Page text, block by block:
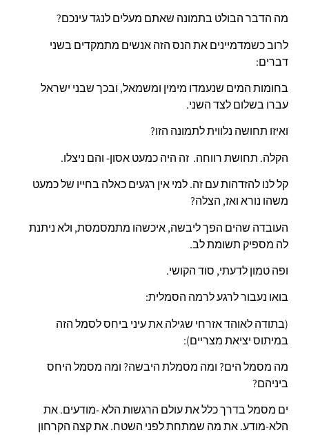
מה הדבר הבולט בתמונה שאתם מעלים לנגד עינכם?
לרוב כשמדמיינים את הנס הזה אנשים מתמקדים בשני
דברים:
בחומות המים שנעמדו מימין ומשמאל, ובכך שבני ישראל
עברו בשלום לצד השני.
ואיזו תחושה נלווית לתמונה הזו?
הקלה. תחושת רווחה. זה היה כמעט אסון- והם ניצלו.
קל לנו להזדהות עם זה. למי אין רגעים כאלה בחייו של כמעט
משהו נורא ואז, הצלה?
העובדה שהים הפך ליבשה, איכשהו מתמסמסת, ולא ניתנת
לה מספיק תשומת לב.
ופה טמון לדעתי, סוד הקושי.
בואו נעבור לרגע לרמה הסמלית:
(בתודה לאוהד אזרחי שגילה את עיני ביחס לסמל הזה
במיתוס יציאת מצריים):
מה מסמל הים? ומה מסמלת היבשה? ומה מסמל היחס
ביניהם?
ים מסמל בדרך כלל את עולם הרגשות הלא -מודעים. את
הלא-מודע. את מה שמתחת לפני השטח. את קצה הקרחון